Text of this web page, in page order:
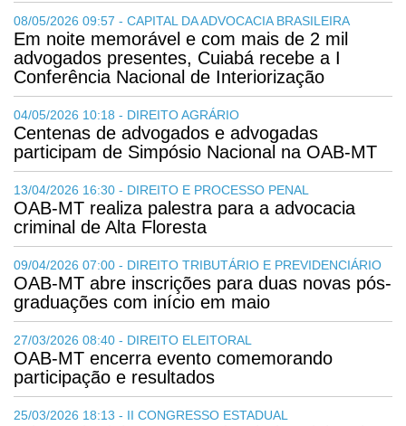
08/05/2026 09:57 - CAPITAL DA ADVOCACIA BRASILEIRA
Em noite memorável e com mais de 2 mil
advogados presentes, Cuiabá recebe a I
Conferência Nacional de Interiorização
04/05/2026 10:18 - DIREITO AGRÁRIO
Centenas de advogados e advogadas
participam de Simpósio Nacional na OAB-MT
13/04/2026 16:30 - DIREITO E PROCESSO PENAL
OAB-MT realiza palestra para a advocacia
criminal de Alta Floresta
09/04/2026 07:00 - DIREITO TRIBUTÁRIO E PREVIDENCIÁRIO
OAB-MT abre inscrições para duas novas pós-
graduações com início em maio
27/03/2026 08:40 - DIREITO ELEITORAL
OAB-MT encerra evento comemorando
participação e resultados
25/03/2026 18:13 - II CONGRESSO ESTADUAL